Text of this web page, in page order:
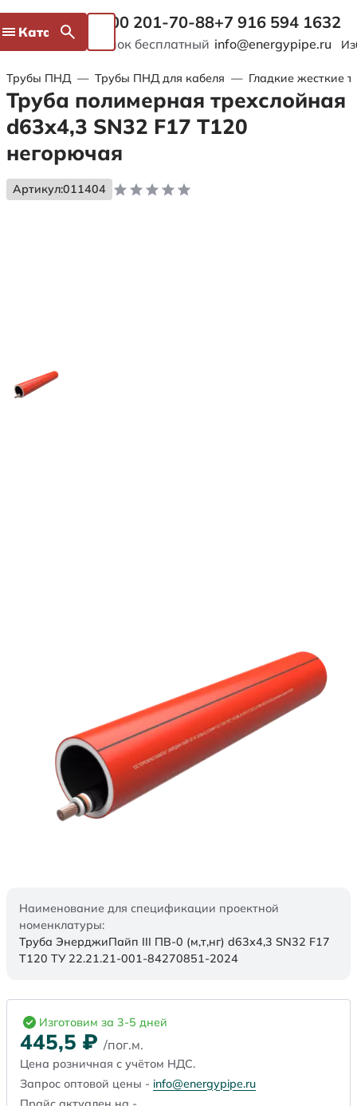
Каталог 8 800 201-70-88
Звонок бесплатный
+7 916 594 1632
info@energypipe.ru
Трубы ПНД — Трубы ПНД для кабеля — Гладкие жесткие
Труба полимерная трехслойная
d63х4,3 SN32 F17 Т120
негорючая
Артикул:011404
Наименование для спецификации проектной
номенклатуры:
Труба ЭнерджиПайп III ПВ-0 (м,т,нг) d63х4,3 SN32 F17
Т120 ТУ 22.21.21-001-84270851-2024
Изготовим за 3-5 дней
445,5 ₽ /пог.м.
Цена розничная с учётом НДС.
Запрос оптовой цены - info@energypipe.ru